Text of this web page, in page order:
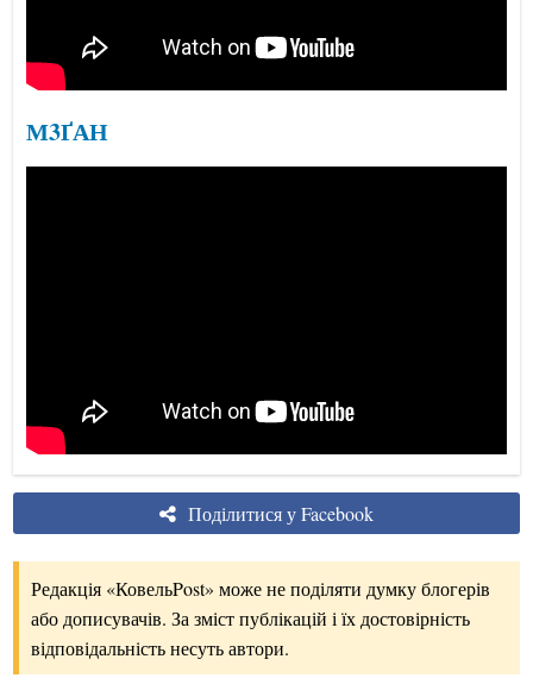
М3ҐАН
Поділитися у Facebook
Редакція «КовельPost» може не поділяти думку блогерів
або дописувачів. За зміст публікацій і їх достовірність
відповідальність несуть автори.